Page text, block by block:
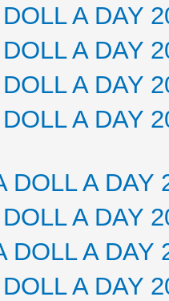
A DAY
A DAY
A DAY
A DAY
DOLL A DAY
A DAY
DOLL A DAY
A DAY